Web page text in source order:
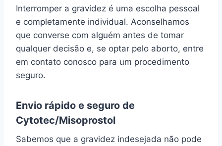
Interromper a gravidez é uma escolha pessoal
e completamente individual. Aconselhamos
que converse com alguém antes de tomar
qualquer decisão e, se optar pelo aborto, entre
em contato conosco para um procedimento
seguro.
Envio rápido e seguro de
Cytotec/Misoprostol
Sabemos que a gravidez indesejada não pode